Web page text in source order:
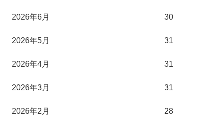
2026年6月 30
2026年5月 31
2026年4月 31
2026年3月 31
2026年2月 28